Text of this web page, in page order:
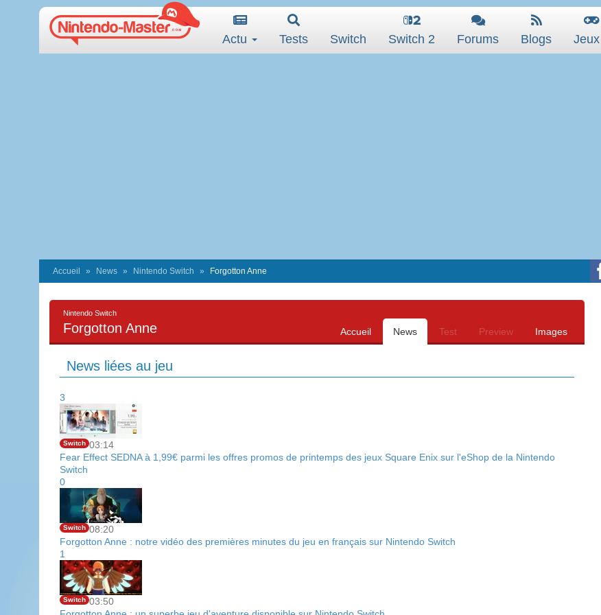
Actu Tests Switch Switch 2 Forums Blogs Jeux
Accueil News Nintendo Switch Forgotton Anne
Nintendo Switch
Forgotton Anne Accueil News Test Preview Images
News liées au jeu
3
Switch 03:14
Fear Effect SEDNA à 1,99€ parmi les offres promos de printemps des jeux Square Enix sur l'eShop de la Nintendo
Switch
0
Switch 08:20
Forgotton Anne : notre vidéo des premières minutes du jeu en français sur Nintendo Switch
1
Switch 03:50